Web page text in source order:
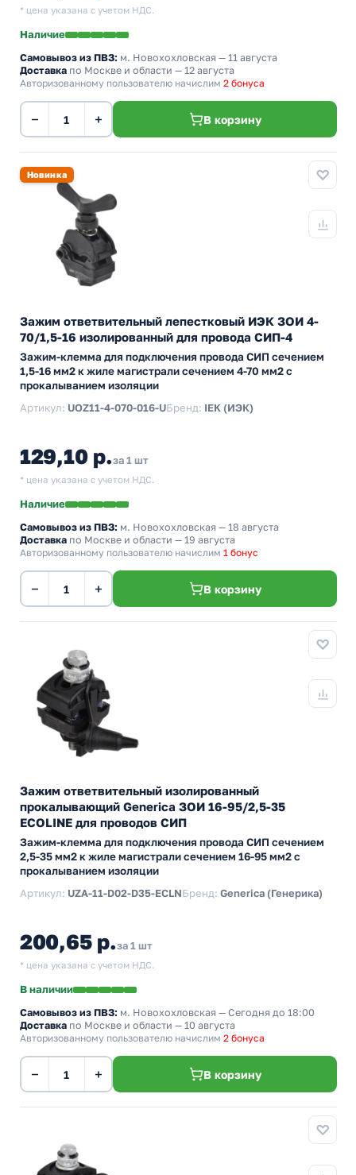
* цена указана с учетом НДС.
Наличие
Самовывоз из ПВЗ: м. Новохохловская — 11 августа
Доставка по Москве и области — 12 августа
Авторизованному пользователю начислим 2 бонуса
− + В корзину
Новинка
Зажим ответвительный лепестковый ИЭК ЗОИ 4-
70/1,5-16 изолированный для провода СИП-4
Зажим-клемма для подключения провода СИП сечением
1,5-16 мм2 к жиле магистрали сечением 4-70 мм2 с
прокалыванием изоляции
Артикул: UOZ11-4-070-016-UБренд: IEK (ИЭК)
129,10 р.за 1 шт
* цена указана с учетом НДС.
Наличие
Самовывоз из ПВЗ: м. Новохохловская — 18 августа
Доставка по Москве и области — 19 августа
Авторизованному пользователю начислим 1 бонус
− + В корзину
Зажим ответвительный изолированный
прокалывающий Generica ЗОИ 16-95/2,5-35
ECOLINE для проводов СИП
Зажим-клемма для подключения провода СИП сечением
2,5-35 мм2 к жиле магистрали сечением 16-95 мм2 с
прокалыванием изоляции
Артикул: UZA-11-D02-D35-ECLNБренд: Generica (Генерика)
200,65 р.за 1 шт
* цена указана с учетом НДС.
В наличии
Самовывоз из ПВЗ: м. Новохохловская — Сегодня до 18:00
Доставка по Москве и области — 10 августа
Авторизованному пользователю начислим 2 бонуса
− + В корзину